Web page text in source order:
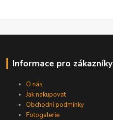
Informace pro zákazníky
O nás
Jak nakupovat
Obchodní podmínky
Fotogalerie